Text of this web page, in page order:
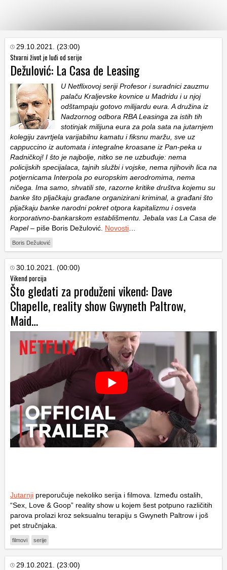
KATEGORIJE
HRVATSKI
29.10.2021. (23:00)
Stvarni život je luđi od serije
Dežulović: La Casa de Leasing
U Netflixovoj seriji Profesor i suradnici zauzmu
palaču Kraljevske kovnice u Madridu i u njoj
odštampaju gotovo milijardu eura. A družina iz
Nadzornog odbora RBA Leasinga za istih tih
stotinjak milijuna eura za pola sata na jutarnjem
kolegiju zavrtjela varijabilnu kamatu i fiksnu maržu, sve uz
cappuccino iz automata i integralne kroasane iz Pan-peka u
Radničkoj! I što je najbolje, nitko se ne uzbuđuje: nema
policijskih specijalaca, tajnih službi i vojske, nema njihovih lica na
potjernicama Interpola po europskim aerodromima, nema
ničega. Ima samo, shvatili ste, razorne kritike društva kojemu su
banke što pljačkaju građane organizirani kriminal, a građani što
pljačkaju banke narodni pokret otpora kapitalizmu i osveta
korporativno-bankarskom establišmentu. Jebala vas La Casa de
Papel– piše Boris Dežulović. Novosti
Boris Dežulović
30.10.2021. (00:00)
Vikend porcija
Što gledati za produženi vikend: Dave
Chapelle, reality show Gwyneth Paltrow,
Maid…
Jutarnji preporučuje nekoliko serija i filmova. Između ostalih,
“Sex, Love & Goop” reality show u kojem šest potpuno različitih
parova prolazi kroz seksualnu terapiju s Gwyneth Paltrow i još
pet stručnjaka.
filmovi serije
29.10.2021. (23:00)